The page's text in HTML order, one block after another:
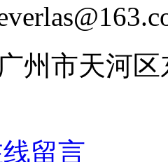
州市天河
留言